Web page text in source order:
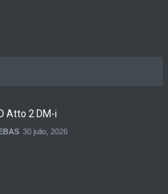
el
2026
Atto 2 DM-i
30 julio, 2026